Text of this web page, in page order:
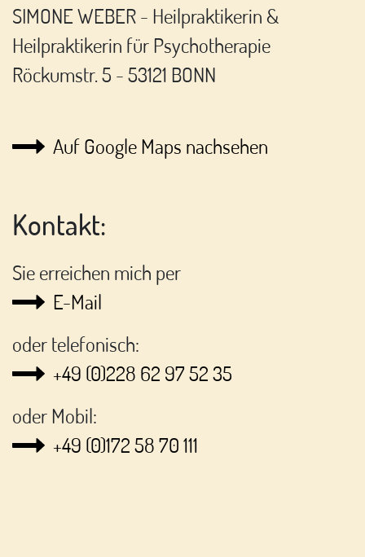
SIMONE WEBER - Heilpraktikerin &
Heilpraktikerin für Psychotherapie
Röckumstr. 5 - 53121 BONN
Auf Google Maps nachsehen
Kontakt:
Sie erreichen mich per
E-Mail
oder telefonisch:
+49 (0)228 62 97 52 35
oder Mobil:
+49 (0)172 58 70 111